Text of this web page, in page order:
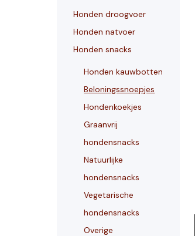
Honden droogvoer
Honden natvoer
Honden snacks
Honden kauwbotten
Beloningssnoepjes
Hondenkoekjes
Graanvrij
hondensnacks
Natuurlijke
hondensnacks
Vegetarische
hondensnacks
Overige